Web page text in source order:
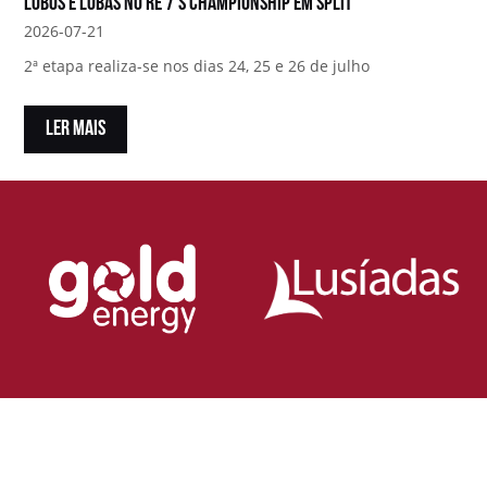
2026-07-21
2ª etapa realiza-se nos dias 24, 25 e 26 de julho
LER MAIS